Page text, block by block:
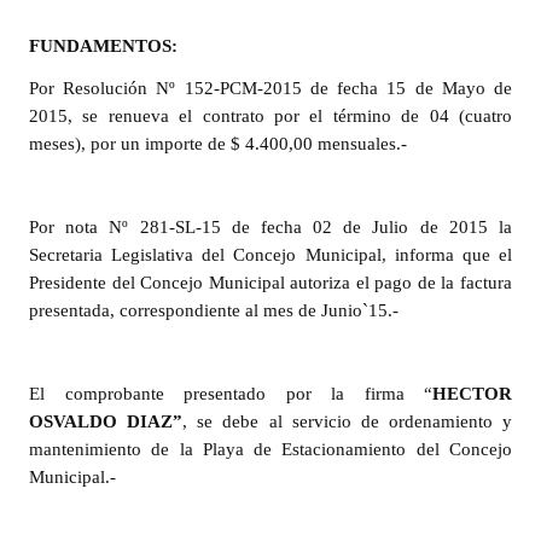
Dictámenes Asesoría Letrada
Actas de Sesión
Informes de Unidad Coordinadora
Actas de Audiencias Públicas
NORMATIVA
Declaraciones
Resoluciones
FUNDAMENTOS:
Por Resolución Nº 152-PCM-2015 de fecha 15 de Mayo de
2015, se renueva el contrato por el término de 04 (cuatro
meses), por un importe de $ 4.400,00 mensuales.-
Por nota Nº 281-SL-15 de fecha 02 de Julio de 2015 la
Secretaria Legislativa del Concejo Municipal, informa que el
Presidente del Concejo Municipal autoriza el pago de la factura
presentada, correspondiente al mes de Junio`15.-
El comprobante presentado por la firma “HECTOR
OSVALDO DIAZ”, se debe al servicio de ordenamiento y
mantenimiento de la Playa de Estacionamiento del Concejo
Municipal.-